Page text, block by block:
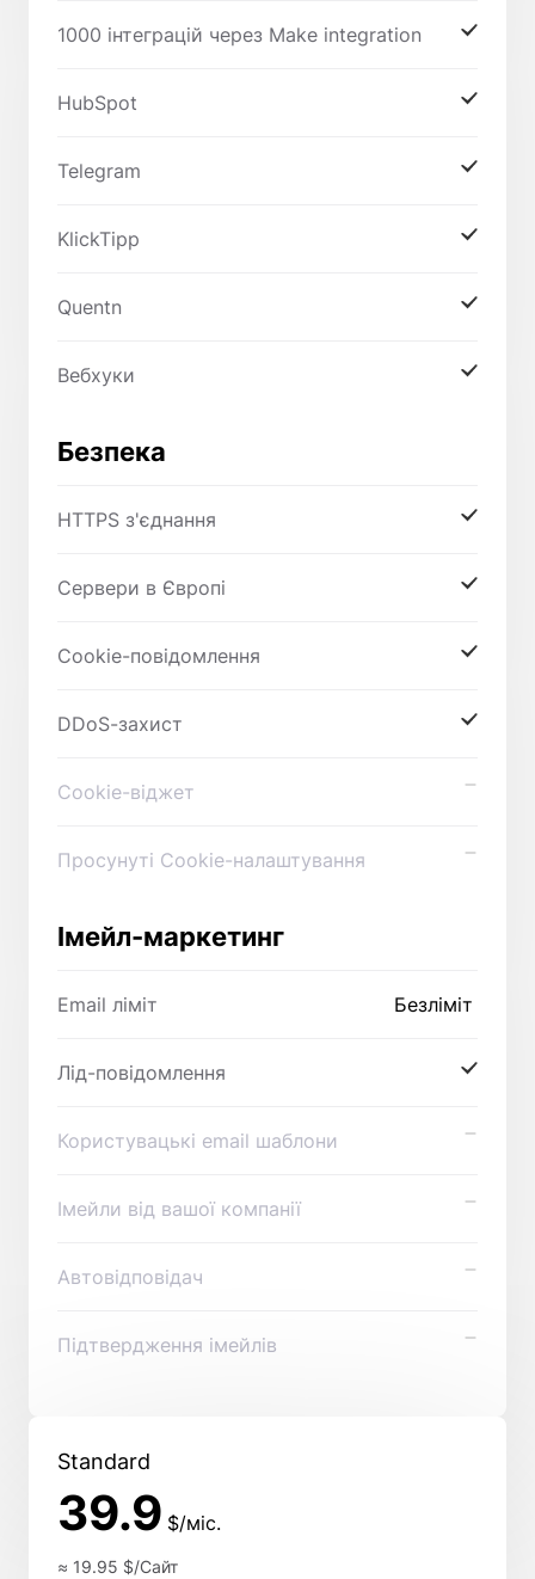
1000 інтеграцій через Make integration
HubSpot
Telegram
KlickTipp
Quentn
Вебхуки
Безпека
HTTPS з'єднання
Сервери в Європі
Cookie-повідомлення
DDoS-захист
Cookie-віджет
Просунуті Cookie-налаштування
Імейл-маркетинг
Email ліміт Безліміт
Лід-повідомлення
Користувацькі email шаблони
Імейли від вашої компанії
Автовідповідач
Підтвердження імейлів
Standard
39.9 $/міс.
≈ 19.95 $/Сайт